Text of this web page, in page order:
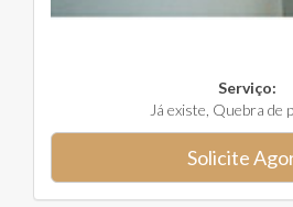
Serviço:
Já existe, Quebra de
Solicite